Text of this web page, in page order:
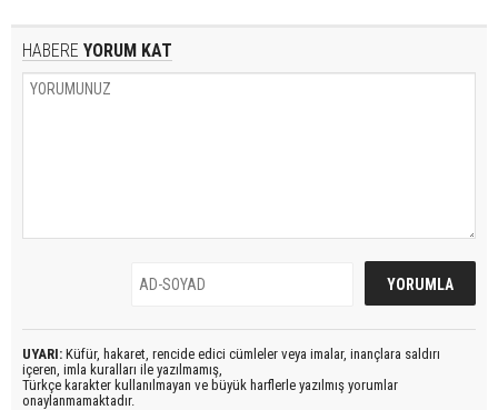
HABERE YORUM KAT
UYARI: Küfür, hakaret, rencide edici cümleler veya imalar, inançlara saldırı
içeren, imla kuralları ile yazılmamış,
Türkçe karakter kullanılmayan ve büyük harflerle yazılmış yorumlar
onaylanmamaktadır.